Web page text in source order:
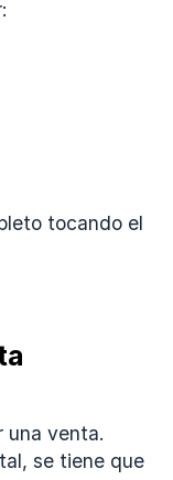
tocando el
una venta.
se tiene que